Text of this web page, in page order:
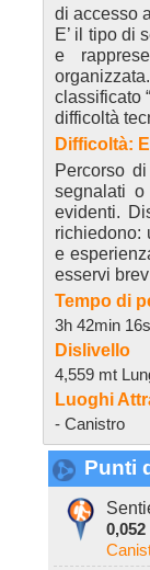
di accesso
E’ il tipo di
e
classificato
difficoltà
Difficoltà:
Percorso
segnalati
evidenti.
richiedono:
e
esservi
Tempo di
3h 42min
Dislivello
4,559 mt
Luoghi
- Canistro
Punti
0,052